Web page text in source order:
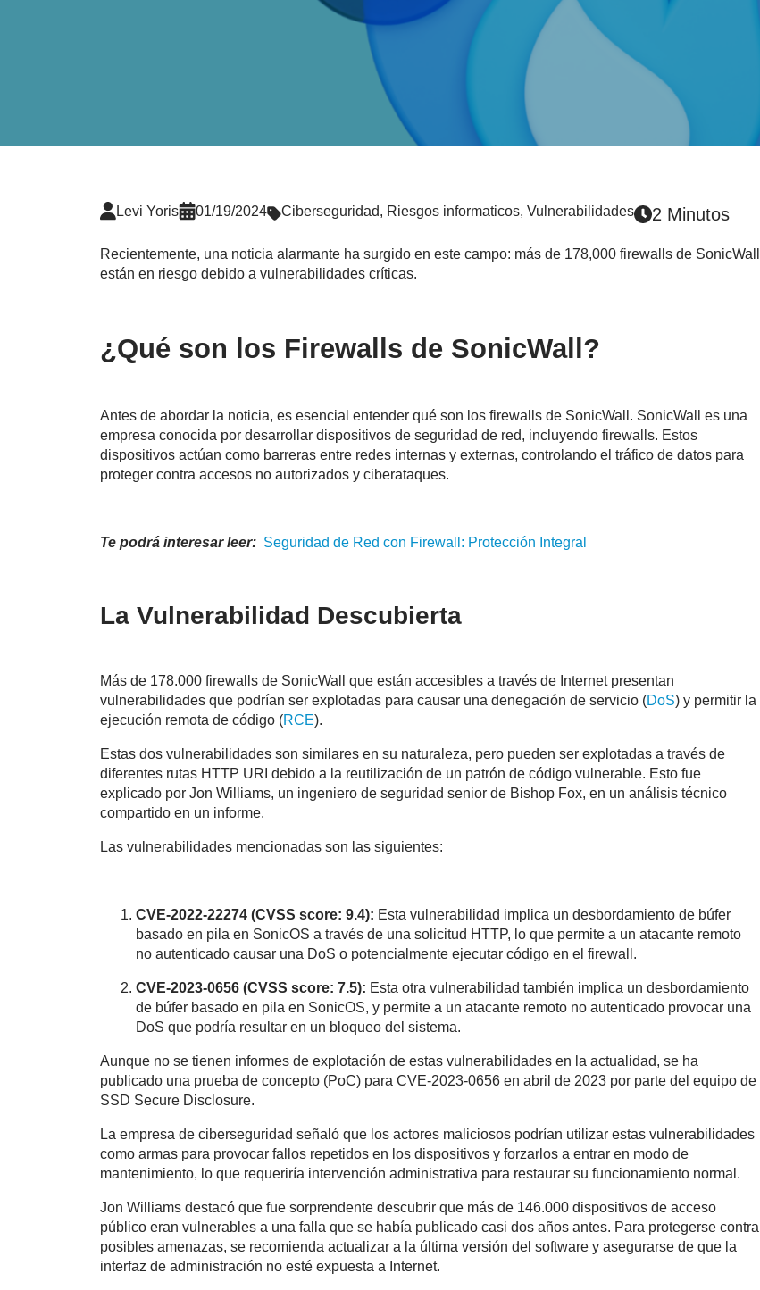
Levi Yoris 01/19/2024 Ciberseguridad, Riesgos informaticos, Vulnerabilidades 2 Minutos
Recientemente, una noticia alarmante ha surgido en este campo: más de 178,000 firewalls de SonicWall
están en riesgo debido a vulnerabilidades críticas.
¿Qué son los Firewalls de SonicWall?
Antes de abordar la noticia, es esencial entender qué son los firewalls de SonicWall. SonicWall es una
empresa conocida por desarrollar dispositivos de seguridad de red, incluyendo firewalls. Estos
dispositivos actúan como barreras entre redes internas y externas, controlando el tráfico de datos para
proteger contra accesos no autorizados y ciberataques.
Te podrá interesar leer: Seguridad de Red con Firewall : Protección Integral
La Vulnerabilidad Descubierta
Más de 178.000 firewalls de SonicWall que están accesibles a través de Internet presentan
vulnerabilidades que podrían ser explotadas para causar una denegación de servicio (DoS) y permitir la
ejecución remota de código (RCE).
Estas dos vulnerabilidades son similares en su naturaleza, pero pueden ser explotadas a través de
diferentes rutas HTTP URI debido a la reutilización de un patrón de código vulnerable. Esto fue
explicado por Jon Williams, un ingeniero de seguridad senior de Bishop Fox, en un análisis técnico
compartido en un informe.
Las vulnerabilidades mencionadas son las siguientes:
CVE-2022-22274 (CVSS score: 9.4): Esta vulnerabilidad implica un desbordamiento de búfer
basado en pila en SonicOS a través de una solicitud HTTP, lo que permite a un atacante remoto
no autenticado causar una DoS o potencialmente ejecutar código en el firewall.
CVE-2023-0656 (CVSS score: 7.5): Esta otra vulnerabilidad también implica un desbordamiento
de búfer basado en pila en SonicOS, y permite a un atacante remoto no autenticado provocar una
DoS que podría resultar en un bloqueo del sistema.
Aunque no se tienen informes de explotación de estas vulnerabilidades en la actualidad, se ha
publicado una prueba de concepto (PoC) para CVE-2023-0656 en abril de 2023 por parte del equipo de
SSD Secure Disclosure.
La empresa de ciberseguridad señaló que los actores maliciosos podrían utilizar estas vulnerabilidades
como armas para provocar fallos repetidos en los dispositivos y forzarlos a entrar en modo de
mantenimiento, lo que requeriría intervención administrativa para restaurar su funcionamiento normal.
Jon Williams destacó que fue sorprendente descubrir que más de 146.000 dispositivos de acceso
público eran vulnerables a una falla que se había publicado casi dos años antes. Para protegerse contra
posibles amenazas, se recomienda actualizar a la última versión del software y asegurarse de que la
interfaz de administración no esté expuesta a Internet.